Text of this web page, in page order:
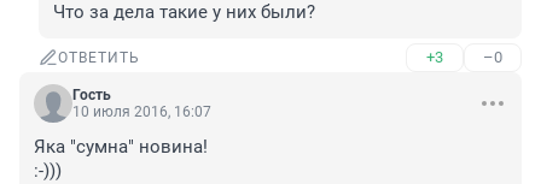
Что за дела такие у них были?
ОТВЕТИТЬ +3 –0
Гость
10 июля 2016, 16:07
Яка "сумна" новина!
:-)))